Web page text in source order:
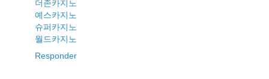
더존카지노
예스카지노
슈퍼카지노
월드카지노
Responder